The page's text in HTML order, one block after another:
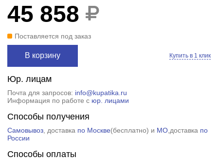
45 858
Поставляется под заказ
В корзину Купить в 1 клик
Юр. лицам
Почта для запросов: info@kupatika.ru
Информация по работе с юр. лицами
Способы получения
Самовывоз, доставка по Москве(бесплатно) и МО,доставка по
России
Способы оплаты